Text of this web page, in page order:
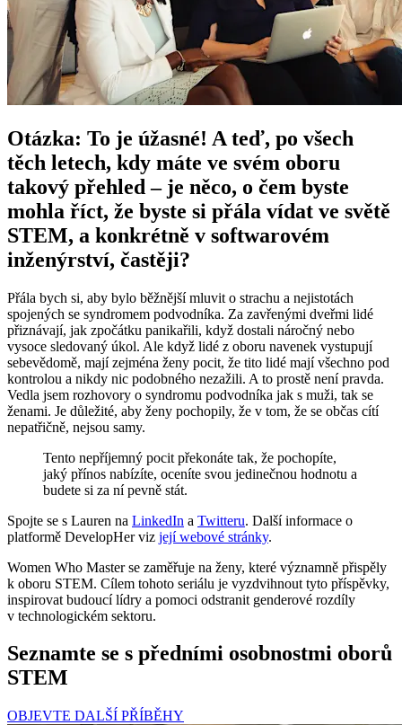
Otázka: To je úžasné! A teď, po všech
těch letech, kdy máte ve svém oboru
takový přehled – je něco, o čem byste
mohla říct, že byste si přála vídat ve světě
STEM, a konkrétně v softwarovém
inženýrství, častěji?
Přála bych si, aby bylo běžnější mluvit o strachu a nejistotách
spojených se syndromem podvodníka. Za zavřenými dveřmi lidé
přiznávají, jak zpočátku panikařili, když dostali náročný nebo
vysoce sledovaný úkol. Ale když lidé z oboru navenek vystupují
sebevědomě, mají zejména ženy pocit, že tito lidé mají všechno pod
kontrolou a nikdy nic podobného nezažili. A to prostě není pravda.
Vedla jsem rozhovory o syndromu podvodníka jak s muži, tak se
ženami. Je důležité, aby ženy pochopily, že v tom, že se občas cítí
nepatřičně, nejsou samy.
Tento nepříjemný pocit překonáte tak, že pochopíte,
jaký přínos nabízíte, oceníte svou jedinečnou hodnotu a
budete si za ní pevně stát.
Spojte se s Lauren na LinkedIn a Twitteru. Další informace o
platformě DevelopHer viz její webové stránky.
Women Who Master se zaměřuje na ženy, které významně přispěly
k oboru STEM. Cílem tohoto seriálu je vyzdvihnout tyto příspěvky,
inspirovat budoucí lídry a pomoci odstranit genderové rozdíly
v technologickém sektoru.
Seznamte se s předními osobnostmi oborů
STEM
OBJEVTE DALŠÍ PŘÍBĚHY